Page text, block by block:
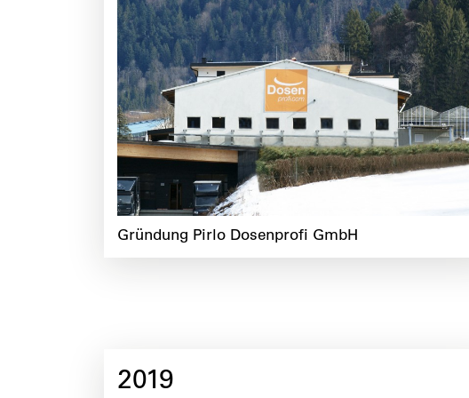
Gründung Pirlo Dosenprofi GmbH
2019